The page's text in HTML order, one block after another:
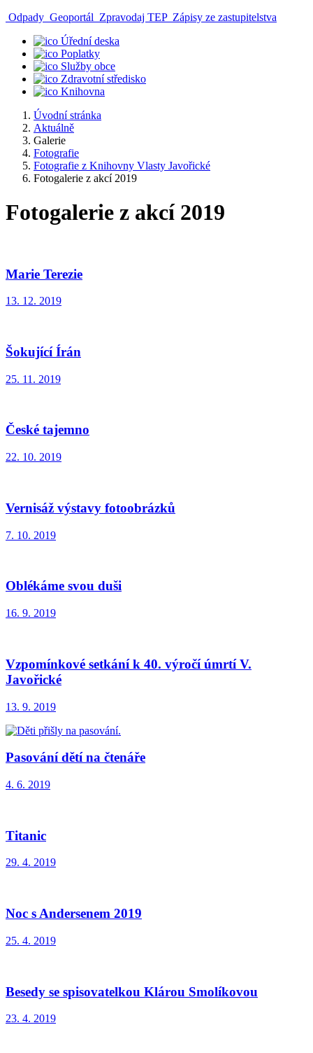
Odpady Geoportál Zpravodaj TEP Zápisy ze zastupitelstva
Úřední deska
Poplatky
Služby obce
Zdravotní středisko
Knihovna
Úvodní stránka
Aktuálně
Galerie
Fotografie
Fotografie z Knihovny Vlasty Javořické
Fotogalerie z akcí 2019
Fotogalerie z akcí 2019
Marie Terezie
13. 12. 2019
Šokující Írán
25. 11. 2019
České tajemno
22. 10. 2019
Vernisáž výstavy fotoobrázků
7. 10. 2019
Oblékáme svou duši
16. 9. 2019
Vzpomínkové setkání k 40. výročí úmrtí V.
Javořické
13. 9. 2019
Pasování dětí na čtenáře
4. 6. 2019
Titanic
29. 4. 2019
Noc s Andersenem 2019
25. 4. 2019
Besedy se spisovatelkou Klárou Smolíkovou
23. 4. 2019